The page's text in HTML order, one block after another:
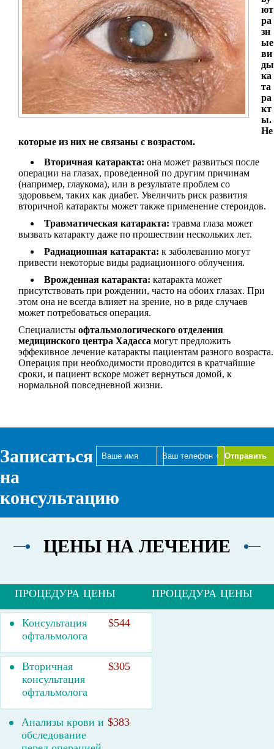
ют
ра
зн
ые
ви
ды
ка
та
ра
кт
ы.
Не
которые из них не связаны с возрастом.
Вторичная катаракта: она может развиться после
операции на глазах, проведенной по другим причинам
(например, глаукома), или в результате проблем со
здоровьем, таких как диабет. Увеличить риск развития
вторичной катаракты может также применение стероидов.
Травматическая катаракта: травма глаза может
вызвать катаракту даже по прошествии нескольких лет.
Радиационная катаракта: к заболеванию могут
привести некоторые виды радиационного облучения.
Врожденная катаракта: катаракта может
присутствовать при рождении, часто на обоих глазах. При
этом она не всегда влияет на зрение, но в ряде случаев
может потребоваться операция.
Специалисты офтальмологического отделения
медицинского центра Хадасса могут предложить
эффекивное лечение катаракты пациентам разного возраста.
Операция при необходимости проводится в кратчайшие
сроки, и пациент вскоре может вернуться домой, к
нормальной повседневной жизни.
Записаться
на
консультацию
ЦЕНЫ НА ЛЕЧЕНИЕ
ПРОЦЕДУРА ЦЕНЫ ПРОЦЕДУРА ЦЕНЫ
Консультация
офтальмолога
$544
Вторичная
консультация
офтальмолога
$305
Анализы крови и
обследование
$383